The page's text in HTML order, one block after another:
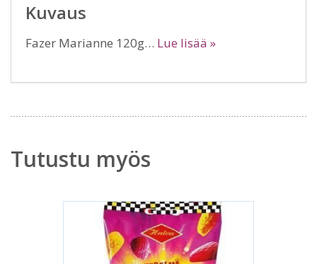
Kuvaus
Fazer Marianne 120g… Lue lisää »
Tutustu myös